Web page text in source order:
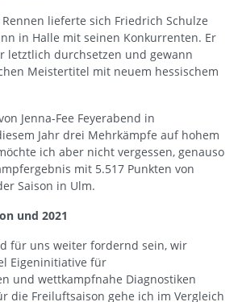
lieferte sich Friedrich Schulze
in Halle mit seinen Konkurrenten. Er
letztlich durchsetzen und gewann
Meistertitel mit neuem hessischem
Jenna-Fee Feyerabend in
Jahr drei Mehrkämpfe auf hohem
ich aber nicht vergessen, genauso
mit 5.517 Punkten von
Saison in Ulm.
und 2021
für uns weiter fordernd sein, wir
Eigeninitiative für
und wettkampfnahe Diagnostiken
die Freiluftsaison gehe ich im Vergleich